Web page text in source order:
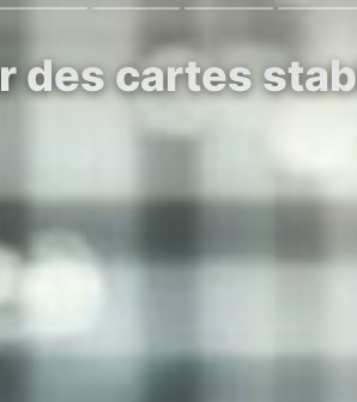
des cartes